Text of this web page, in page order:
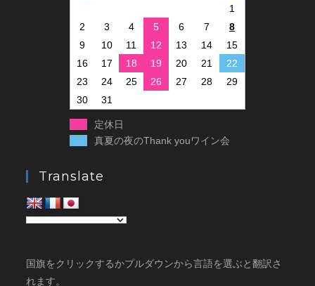
1
2
3 4 5 6 7
8
9
10 11 12 13 14
15
16
17 18 19 20 21
22
23
24 25 26 27 28
29
30
31
定休日
真夏の夜のThank youワイン会
Translate
国旗をクリックするかプルダウンから言語を選ぶと翻訳さ
れます。